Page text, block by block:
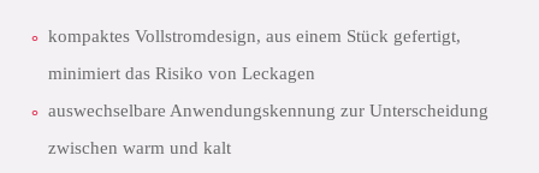
kompaktes Vollstromdesign, aus einem Stück gefertigt,
minimiert das Risiko von Leckagen
auswechselbare Anwendungskennung zur Unterscheidung
zwischen warm und kalt